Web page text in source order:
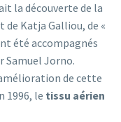
la découverte de la
de Katja Galliou, de «
été accompagnés
Samuel Jorno.
de cette
1996, le tissu aérien